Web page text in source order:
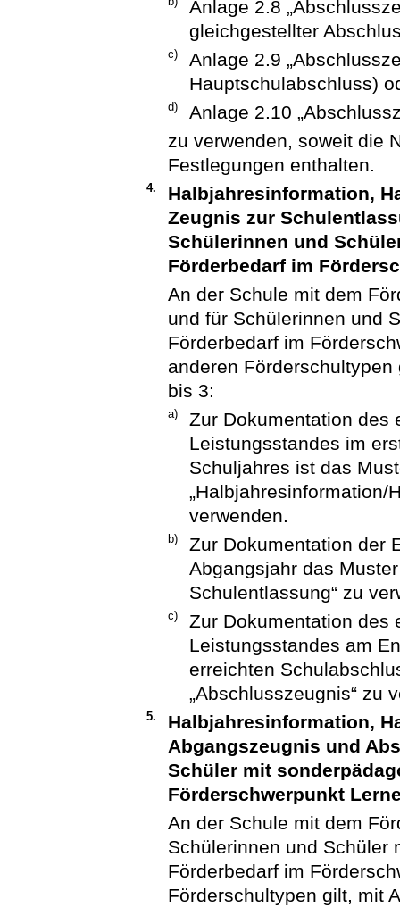
Anlage 2.8
gleichgestellter
c)
Anlage 2.9
Hauptschulabschluss)
d)
Anlage 2.10
zu verwenden, soweit die
Festlegungen enthalten.
4.
Halbjahresinformation,
Zeugnis zur
Schülerinnen und
Förderbedarf im
An der Schule mit dem
und für Schülerinnen und
Förderbedarf im
anderen
bis 3:
a)
Zur Dokumentation des
Leistungsstandes im
Schuljahres ist das
„Halbjahresinformation/
verwenden.
b)
Zur Dokumentation der
Abgangsjahr das
Schulentlassung“ zu
c)
Zur Dokumentation des
Leistungsstandes am
erreichten
„Abschlusszeugnis“ zu
5.
Halbjahresinformation,
Abgangszeugnis und
Schüler mit
Förderschwerpunkt
An der Schule mit dem
Schülerinnen und Schüler
Förderbedarf im
Förderschultypen gilt, mit